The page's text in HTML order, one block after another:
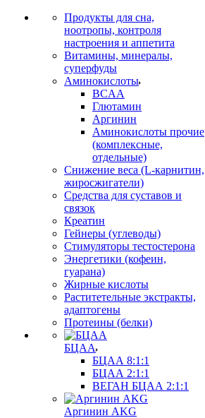
Продукты для сна,
ноотропы, контроля
настроения и аппетита
Витамины, минералы,
суперфуды
Аминокислоты
BCAA
Глютамин
Аргинин
Аминокислоты прочие
(комплексные,
отдельные)
Снижение веса (L-карнитин,
жиросжигатели)
Средства для суставов и
связок
Креатин
Гейнеры (углеводы)
Стимуляторы тестостерона
Энергетики (кофеин,
гуарана)
Жирные кислоты
Раститетельные экстракты,
адаптогены
Протеины (белки)
БЦАА
БЦАА 8:1:1
БЦАА 2:1:1
ВЕГАН БЦАА 2:1:1
Аргинин AKG